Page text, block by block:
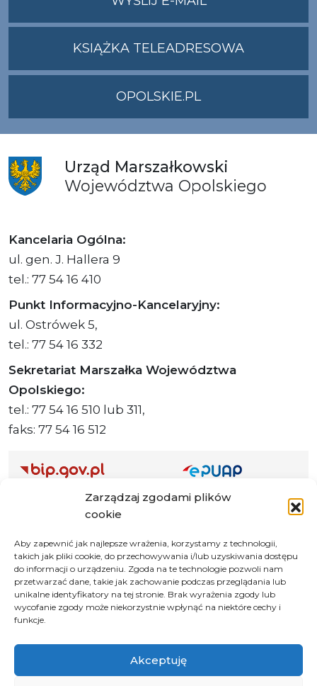
Zarządzaj zgodami plików
cookie
Aby zapewnić jak najlepsze wrażenia, korzystamy z technologii,
takich jak pliki cookie, do przechowywania i/lub uzyskiwania dostępu
do informacji o urządzeniu. Zgoda na te technologie pozwoli nam
przetwarzać dane, takie jak zachowanie podczas przeglądania lub
unikalne identyfikatory na tej stronie. Brak wyrażenia zgody lub
wycofanie zgody może niekorzystnie wpłynąć na niektóre cechy i
funkcje.
Akceptuję
ADRES
KSIĄŻKA TELEADRESOWA
OPOLSKIE.PL
Urząd Marszałkowski
Województwa Opolskiego
Kancelaria Ogólna:
ul. gen. J. Hallera 9
tel.: 77 54 16 410
Punkt Informacyjno-Kancelaryjny:
ul. Ostrówek 5,
tel.: 77 54 16 332
Sekretariat Marszałka Województwa
Opolskiego:
tel.: 77 54 16 510 lub 311,
faks: 77 54 16 512
Adres ePUAP Urzędu: /q877fxtk55/SkrytkaESP
Adres do e-Doręczeń
Polityka prywatności
Klauzula informacyjna RODO